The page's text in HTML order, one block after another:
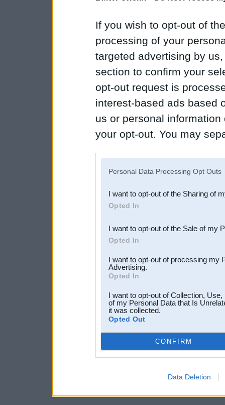
If you wish to opt-out of
processing of your
targeted advertising by
section to confirm your
opt-out request is
interest-based ads based
us or personal
your opt-out. You may
Downstream Participants
third parties.
Personal Data Processing Opt Outs
I want to opt-out of the Sharing of
Opted In
I want to opt-out of the Sale of my
Opted In
I want to opt-out of processing my
Advertising.
Opted In
I want to opt-out of Collection,
of my Personal Data that Is
it was collected.
Opted Out
CONFIRM
Data Deletion